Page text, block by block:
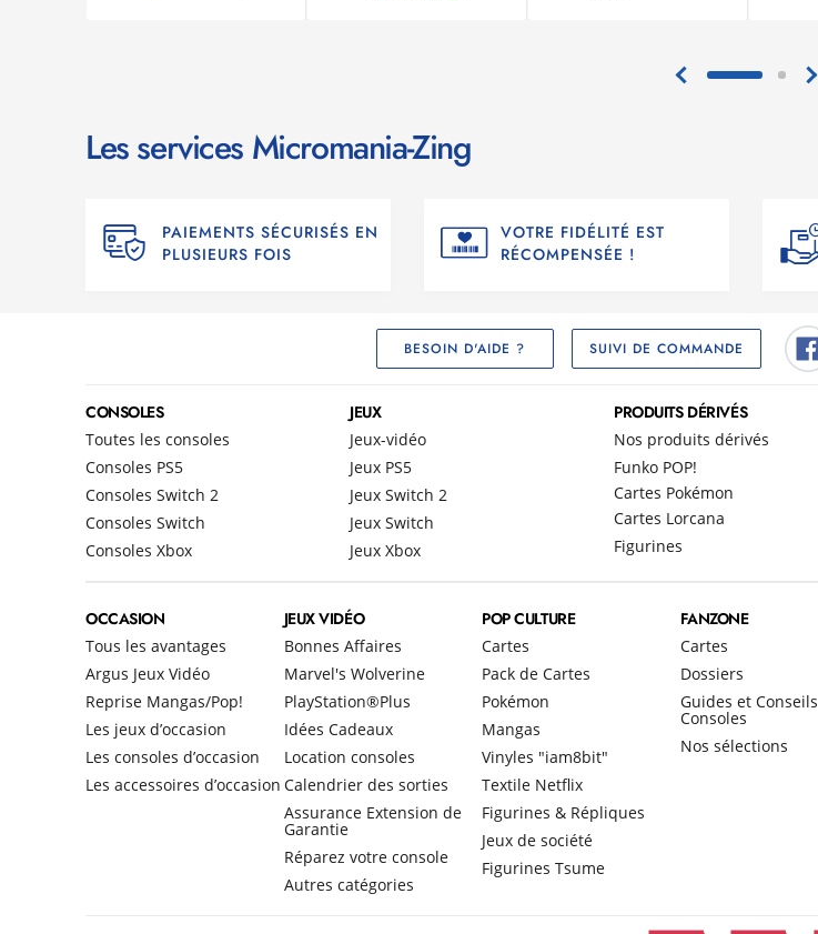
Les services Micromania-Zing
PAIEMENTS SÉCURISÉS EN
PLUSIEURS FOIS
VOTRE FIDÉLITÉ EST
RÉCOMPENSÉE !
BESOIN D'AIDE ? SUIVI DE COMMANDE
CONSOLES
Toutes les consoles
Consoles PS5
Consoles Switch 2
Consoles Switch
Consoles Xbox
JEUX
Jeux-vidéo
Jeux PS5
Jeux Switch 2
Jeux Switch
Jeux Xbox
PRODUITS DÉRIVÉS
Nos produits dérivés
Funko POP!
Cartes Pokémon
Cartes Lorcana
Figurines
OCCASION
Tous les avantages
Argus Jeux Vidéo
Reprise Mangas/Pop!
Les jeux d’occasion
Les consoles d’occasion
Les accessoires d’occasion
JEUX VIDÉO
Bonnes Affaires
Marvel's Wolverine
PlayStation®Plus
Idées Cadeaux
Location consoles
Calendrier des sorties
Assurance Extension de
Garantie
Réparez votre console
Autres catégories
POP CULTURE
Cartes
Pack de Cartes
Pokémon
Mangas
Vinyles "iam8bit"
Textile Netflix
Figurines & Répliques
Jeux de société
Figurines Tsume
FANZONE
Cartes
Dossiers
Guides et Conseils
Consoles
Nos sélections